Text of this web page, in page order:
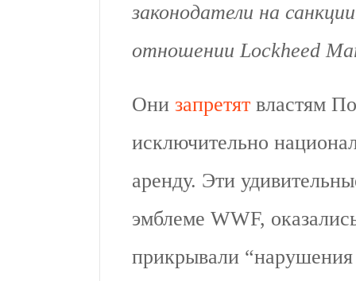
законодатели на
отношении Lockheed
Они запретят властям
исключительно
аренду. Эти
эмблеме WWF,
прикрывали